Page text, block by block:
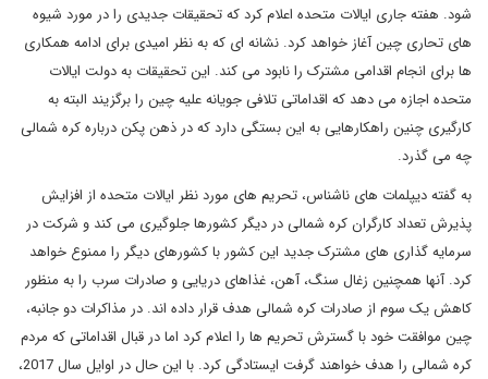
شود. هفته جاری ایالات متحده اعلام کرد که تحقیقات جدیدی را در مورد شیوه
های تحاری چین آغاز خواهد کرد. نشانه ای که به نظر امیدی برای ادامه همکاری
ها برای انجام اقدامی مشترک را نابود می کند. این تحقیقات به دولت ایالات
متحده اجازه می دهد که اقداماتی تلافی جویانه علیه چین را برگزیند البته به
کارگیری چنین راهکارهایی به این بستگی دارد که در ذهن پکن درباره کره شمالی
چه می گذرد.
به گفته دیپلمات های ناشناس، تحریم های مورد نظر ایالات متحده از افزایش
پذیرش تعداد کارگران کره شمالی در دیگر کشورها جلوگیری می کند و شرکت در
سرمایه گذاری های مشترک جدید این کشور با کشورهای دیگر را ممنوع خواهد
کرد. آنها همچنین زغال سنگ، آهن، غذاهای دریایی و صادرات سرب را به منظور
کاهش یک سوم از صادرات کره شمالی هدف قرار داده اند. در مذاکرات دو جانبه،
چین موافقت خود با گسترش تحریم ها را اعلام کرد اما در قبال اقداماتی که مردم
کره شمالی را هدف خواهند گرفت ایستادگی کرد. با این حال در اوایل سال 2017،